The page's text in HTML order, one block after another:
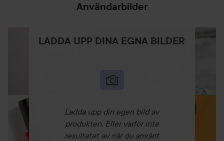
Användarbilder
LADDA UPP DINA EGNA BILDER
Ladda upp din egen bild av
produkten. Eller varför inte
resultatet av när du använt